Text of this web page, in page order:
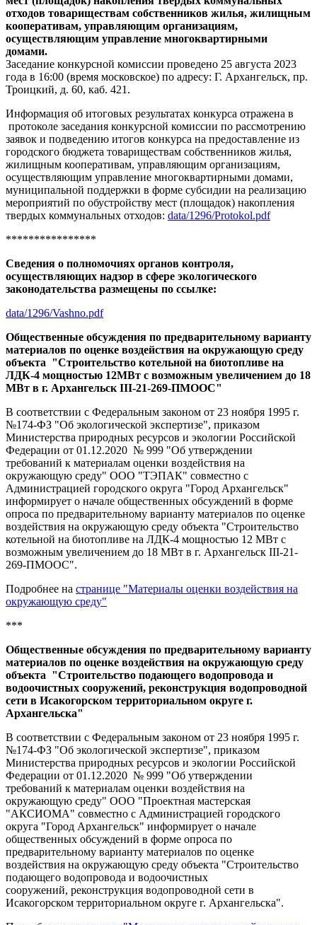
отходов товариществам собственников жилья, жилищным
кооперативам, управляющим организациям,
осуществляющим управление многоквартирными
домами.
Заседание конкурсной комиссии проведено 25 августа 2023
года в 16:00 (время московское) по адресу: Г. Архангельск, пр.
Троицкий, д. 60, каб. 421.
Информация об итоговых результатах конкурса отражена в
протоколе заседания конкурсной комиссии по рассмотрению
заявок и подведению итогов конкурса на предоставление из
городского бюджета товариществам собственников жилья,
жилищным кооперативам, управляющим организациям,
осуществляющим управление многоквартирными домами,
муниципальной поддержки в форме субсидии на реализацию
мероприятий по обустройству мест (площадок) накопления
твердых коммунальных отходов: data/1296/Protokol.pdf
****************
Сведения о полномочиях органов контроля,
осуществляющих надзор в сфере экологического
законодательства размещены по ссылке:
data/1296/Vashno.pdf
Общественные обсуждения по предварительному варианту
материалов по оценке воздействия на окружающую среду
объекта "Строительство котельной на биотопливе на
ЛДК-4 мощностью 12МВт с возможным увеличением до 18
МВт в г. Архангельск III-21-269-ПМООС"
В соответствии с Федеральным законом от 23 ноября 1995 г.
№174-ФЗ "Об экологической экспертизе", приказом
Министерства природных ресурсов и экологии Российской
Федерации от 01.12.2020 № 999 "Об утверждении
требований к материалам оценки воздействия на
окружающую среду" ООО "ТЭПАК" совместно с
Администрацией городского округа "Город Архангельск"
информирует о начале общественных обсуждений в форме
опроса по предварительному варианту материалов по оценке
воздействия на окружающую среду объекта "Строительство
котельной на биотопливе на ЛДК-4 мощностью 12 МВт с
возможным увеличением до 18 МВт в г. Архангельск III-21-
269-ПМООС".
Подробнее на странице "Материалы оценки воздействия на
окружающую среду"
***
Общественные обсуждения по предварительному варианту
материалов по оценке воздействия на окружающую среду
объекта "Строительство подающего водопровода и
водоочистных сооружений, реконструкция водопроводной
сети в Исакогорском территориальном округе г.
Архангельска"
В соответствии с Федеральным законом от 23 ноября 1995 г.
№174-ФЗ "Об экологической экспертизе", приказом
Министерства природных ресурсов и экологии Российской
Федерации от 01.12.2020 № 999 "Об утверждении
требований к материалам оценки воздействия на
окружающую среду" ООО "Проектная мастерская
"АКСИОМА" совместно с Администрацией городского
округа "Город Архангельск" информирует о начале
общественных обсуждений в форме опроса по
предварительному варианту материалов по оценке
воздействия на окружающую среду объекта "Строительство
подающего водопровода и водоочистных
сооружений, реконструкция водопроводной сети в
Исакогорском территориальном округе г. Архангельска".